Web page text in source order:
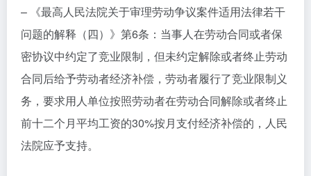
– 《最高人民法院关于审理劳动争议案件适用法律若干
问题的解释（四）》第6条：当事人在劳动合同或者保
密协议中约定了竞业限制，但未约定解除或者终止劳动
合同后给予劳动者经济补偿，劳动者履行了竞业限制义
务，要求用人单位按照劳动者在劳动合同解除或者终止
前十二个月平均工资的30%按月支付经济补偿的，人民
法院应予支持。